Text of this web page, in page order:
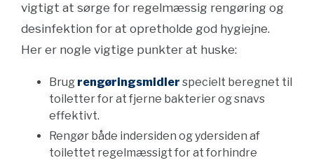
vigtigt at sørge for regelmæssig rengøring og
desinfektion for at opretholde god hygiejne.
Her er nogle vigtige punkter at huske:
Brug rengøringsmidler specielt beregnet til
toiletter for at fjerne bakterier og snavs
effektivt.
Rengør både indersiden og ydersiden af
toilettet regelmæssigt for at forhindre